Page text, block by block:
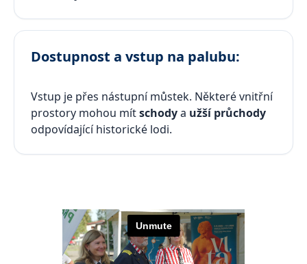
Dostupnost a vstup na palubu:
Vstup je přes nástupní můstek. Některé vnitřní
prostory mohou mítschodya užší průchody
odpovídající historické lodi.